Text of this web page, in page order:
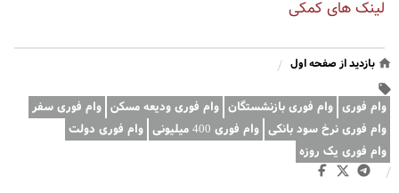
لینک های کمکی
بازدید از صفحه اول /
وام فوری وام فوری بازنشستگان وام فوری ودیعه مسکن وام فوری سفر
وام فوری نرخ سود بانکی وام فوری 400 میلیونی
وام فوری دولت
وام فوری یک روزه
/